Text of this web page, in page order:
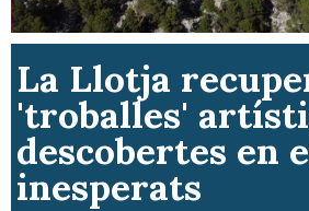
La Llotja
'troballes'
descobertes en
inesperats